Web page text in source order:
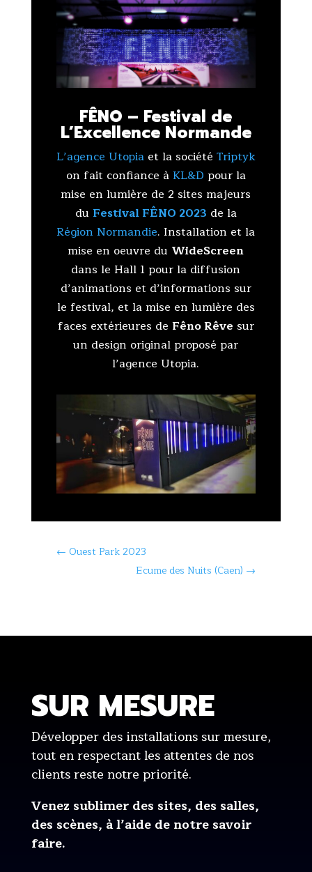
FÊNO – Festival de
L’Excellence Normande
L’agence Utopiaet la société Triptyk
on fait confiance à KL&D pour la
mise en lumière de 2 sites majeurs
du Festival FÊNO 2023 de la
Région Normandie. Installation et la
mise en oeuvre du WideScreen
dans le Hall 1 pour la diffusion
d’animations et d’informations sur
le festival, et la mise en lumière des
faces extérieures de Fêno Rêve sur
un design original proposé par
l’agence Utopia.
← Ouest Park 2023
Ecume des Nuits (Caen) →
SUR MESURE
Développer des installations sur mesure,
tout en respectant les attentes de nos
clients reste notre priorité.
Venez sublimer des sites, des salles,
des scènes, à l’aide de notre savoir
faire.